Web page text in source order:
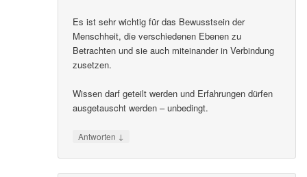
Es ist sehr wichtig für das Bewusstsein der
Menschheit, die verschiedenen Ebenen zu
Betrachten und sie auch miteinander in Verbindung
zusetzen.
Wissen darf geteilt werden und Erfahrungen dürfen
ausgetauscht werden – unbedingt.
Antworten ↓